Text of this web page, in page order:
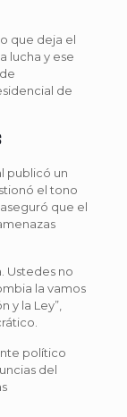
que deja el
lucha y ese
de
publicó un
el tono
que el
Ustedes no
la vamos
y la Ley”,
político
del